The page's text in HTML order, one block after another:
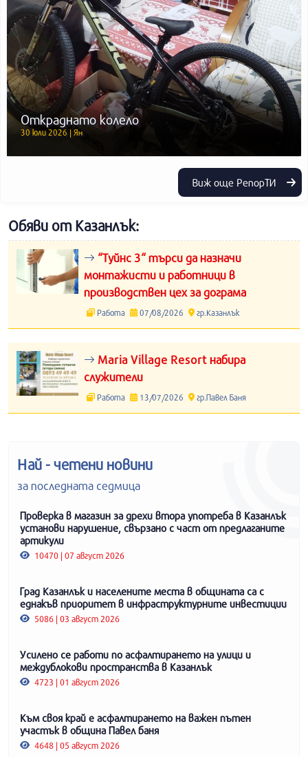
Откраднато колело
30 юли 2026 | Ян
Виж още РепорТИ
Обяви от Казанлък:
“Туйнс 3“ търси да назначи
монтажисти и работници в
производствен цех за дограма
Работа 07/08/2026 гр.Казанлък
Maria Village Resort набира
служители
Работа 13/07/2026 гр.Павел Баня
Най - четени новини
за последната седмица
Проверка в магазин за дрехи втора употреба в Казанлък
установи нарушение, свързано с част от предлаганите
артикули
10470 | 07 август 2026
Град Казанлък и населените места в общината са с
еднакъв приоритет в инфраструктурните инвестиции
5086 | 03 август 2026
Усилено се работи по асфалтирането на улици и
междублокови пространства в Казанлък
4723 | 01 август 2026
Към своя край е асфалтирането на важен пътен
участък в община Павел баня
4648 | 05 август 2026